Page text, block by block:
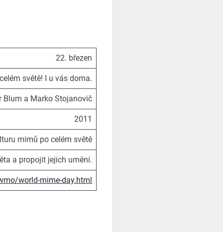
22. březen
světě! I u vás doma.
Blum a Marko Stojanovič
2011
mimů po celém světě
a propojit jejich umění.
world-mime-day.html